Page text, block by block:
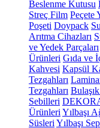
Beslenme Kutusu
Streç Film Peçete
Poşeti Doypack
Arıtma Cihazları
ve Yedek Parçaları
Ürünleri Gıda ve
Kahvesi Kapsül
Tezgahları
Tezgahları
Sebilleri
Ürünleri Yılbaşı
Süsleri Yılbaşı